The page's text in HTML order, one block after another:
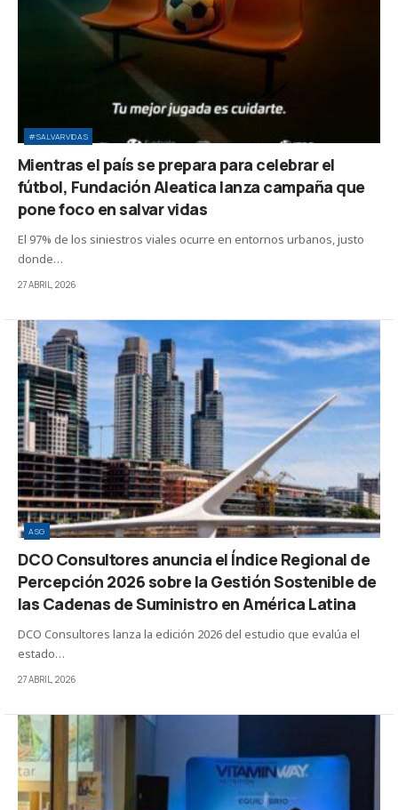
#SALVARVIDAS
Mientras el país se prepara para celebrar el
fútbol, Fundación Aleatica lanza campaña que
pone foco en salvar vidas
El 97% de los siniestros viales ocurre en entornos urbanos, justo
donde…
27 ABRIL, 2026
ASG
DCO Consultores anuncia el Índice Regional de
Percepción 2026 sobre la Gestión Sostenible de
las Cadenas de Suministro en América Latina
DCO Consultores lanza la edición 2026 del estudio que evalúa el
estado…
27 ABRIL, 2026